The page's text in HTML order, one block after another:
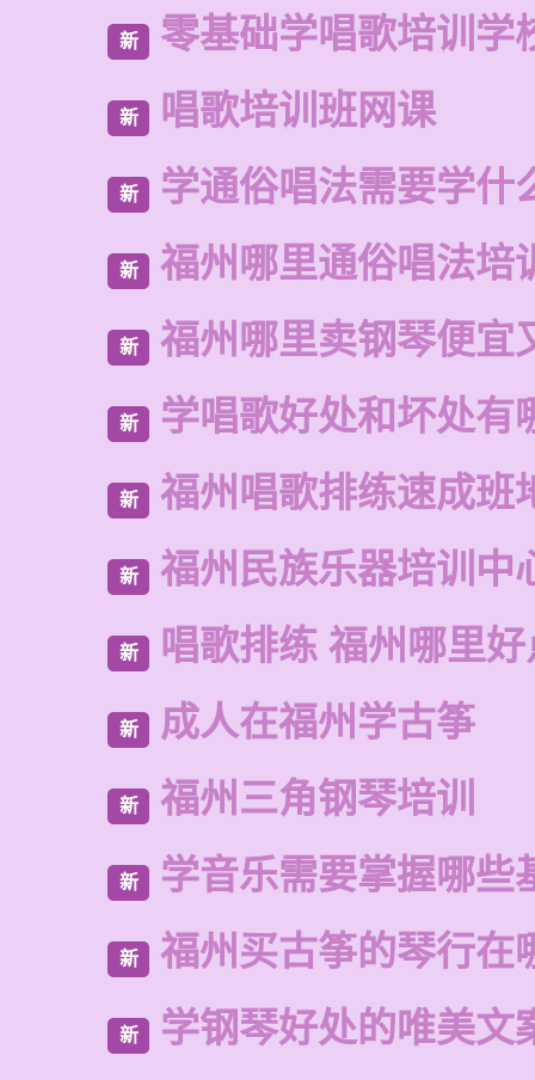
新 零基础学唱歌培训学
新 唱歌培训班网课
新 学通俗唱法需要学什
新 福州哪里通俗唱法培
新 福州哪里卖钢琴便宜
新 学唱歌好处和坏处有
新 福州唱歌排练速成班
新 福州民族乐器培训中
新 唱歌排练 福州哪里
新 成人在福州学古筝
新 福州三角钢琴培训
新 学音乐需要掌握哪些
新 福州买古筝的琴行在
新 学钢琴好处的唯美文